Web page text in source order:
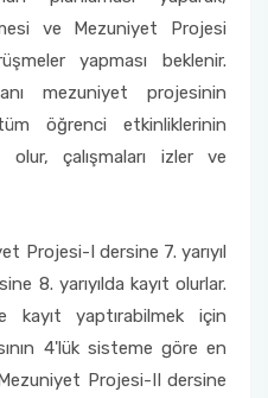
ve Mezuniyet Projesi
yapması beklenir.
mezuniyet projesinin
öğrenci etkinliklerinin
olur, çalışmaları izler ve
Projesi-I dersine 7. yarıyıl
8. yarıyılda kayıt olurlar.
kayıt yaptırabilmek için
4'lük sisteme göre en
Projesi-II dersine